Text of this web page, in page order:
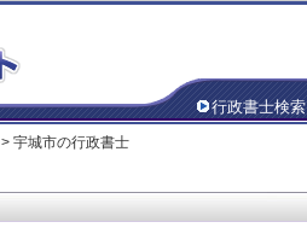
行政書士検索
> 宇城市の行政書士